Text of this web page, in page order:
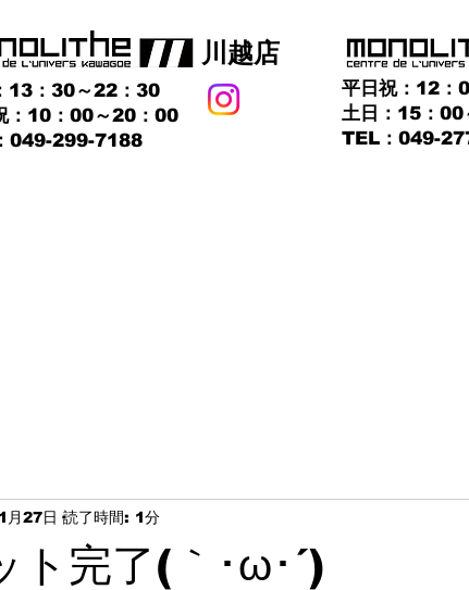
​川越店
13：30～22：30
：10：00～20：00
049-299-7188
平日祝：12：
土日：15：
TEL：049-
完了(｀･ω･´)ゞ
月27日 読了時間: 1分